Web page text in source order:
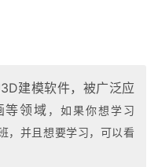
建模软件，被广泛应
等领域 ，如果你想学习
， 并且想要学习，可以看